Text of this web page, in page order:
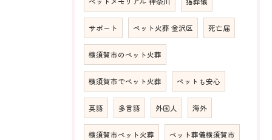
サポート ペット火葬 金沢区 死亡届
横須賀市のペット火葬
横須賀市でペット火葬 ペットも安心
英語 多言語 外国人 海外
横須賀市ペット火葬 ペット葬儀横須賀市